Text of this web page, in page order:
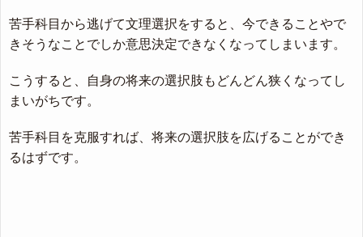
苦手科目から逃げて文理選択をすると、今できることやで
きそうなことでしか意思決定できなくなってしまいます。
こうすると、自身の将来の選択肢もどんどん狭くなってし
まいがちです。
苦手科目を克服すれば、将来の選択肢を広げることができ
るはずです。